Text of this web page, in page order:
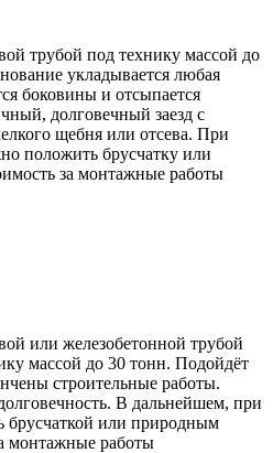
трубой под технику массой до
укладывается любая
боковины и отсыпается
долговечный заезд с
щебня или отсева. При
положить брусчатку или
за монтажные работы
или железобетонной трубой
массой до 30 тонн. Подойдёт
строительные работы.
В дальнейшем, при
брусчаткой или природным
монтажные работы